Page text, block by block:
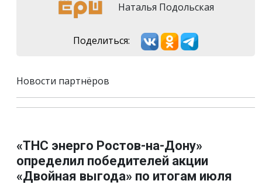
Наталья Подольская
Поделиться:
Новости партнёров
«ТНС энерго Ростов-на-Дону»
определил победителей акции
«Двойная выгода» по итогам июля